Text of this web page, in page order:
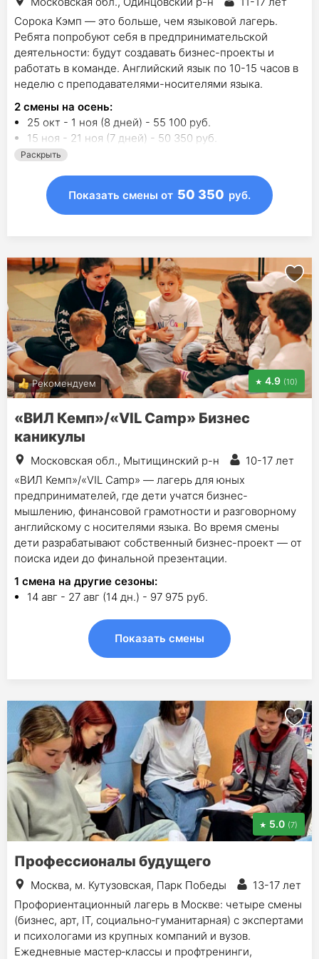
Сорока Кэмп — это больше, чем языковой лагерь.
Ребята попробуют себя в предпринимательской
деятельности: будут создавать бизнес-проекты и
работать в команде. Английский язык по 10-15 часов в
неделю с преподавателями-носителями языка.
2 смены на осень:
25 окт - 1 ноя (8 дней) - 55 100 руб.
15 ноя - 21 ноя (7 дней) - 50 350 руб.
1смена на другие сезоны:
2 янв - 9 янв (8 дн.) - 55 000 руб.
Раскрыть
Показать смены от 50 350 руб.
Рекомендуем 4.9 (10)
«ВИЛ Кемп»/«VIL Camp» Бизнес
каникулы
Московская обл., Мытищинский р-н
10-17 лет
«ВИЛ Кемп»/«VIL Camp» — лагерь для юных
предпринимателей, где дети учатся бизнес-
мышлению, финансовой грамотности и разговорному
английскому с носителями языка. Во время смены
дети разрабатывают собственный бизнес-проект — от
поиска идеи до финальной презентации.
1 смена на другие сезоны:
14 авг - 27 авг (14 дн.) - 97 975 руб.
Показать смены
5.0 (7)
Профессионалы будущего
Москва, м. Кутузовская, Парк Победы
13-17 лет
Профориентационный лагерь в Москве: четыре смены
(бизнес, арт, IT, социально‑гуманитарная) с экспертами
и психологами из крупных компаний и вузов.
Ежедневные мастер‑классы и профтренинги,